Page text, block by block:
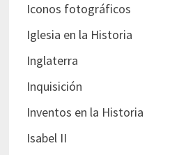
Iconos fotográficos
Iglesia en la Historia
Inglaterra
Inquisición
Inventos en la Historia
Isabel II